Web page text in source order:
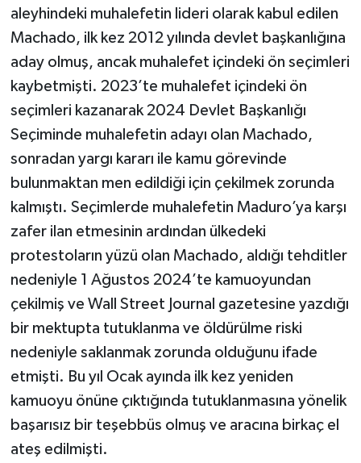
aleyhindeki muhalefetin lideri olarak kabul edilen
Machado, ilk kez 2012 yılında devlet başkanlığına
aday olmuş, ancak muhalefet içindeki ön seçimleri
kaybetmişti. 2023’te muhalefet içindeki ön
seçimleri kazanarak 2024 Devlet Başkanlığı
Seçiminde muhalefetin adayı olan Machado,
sonradan yargı kararı ile kamu görevinde
bulunmaktan men edildiği için çekilmek zorunda
kalmıştı. Seçimlerde muhalefetin Maduro’ya karşı
zafer ilan etmesinin ardından ülkedeki
protestoların yüzü olan Machado, aldığı tehditler
nedeniyle 1 Ağustos 2024’te kamuoyundan
çekilmiş ve Wall Street Journal gazetesine yazdığı
bir mektupta tutuklanma ve öldürülme riski
nedeniyle saklanmak zorunda olduğunu ifade
etmişti. Bu yıl Ocak ayında ilk kez yeniden
kamuoyu önüne çıktığında tutuklanmasına yönelik
başarısız bir teşebbüs olmuş ve aracına birkaç el
ateş edilmişti.